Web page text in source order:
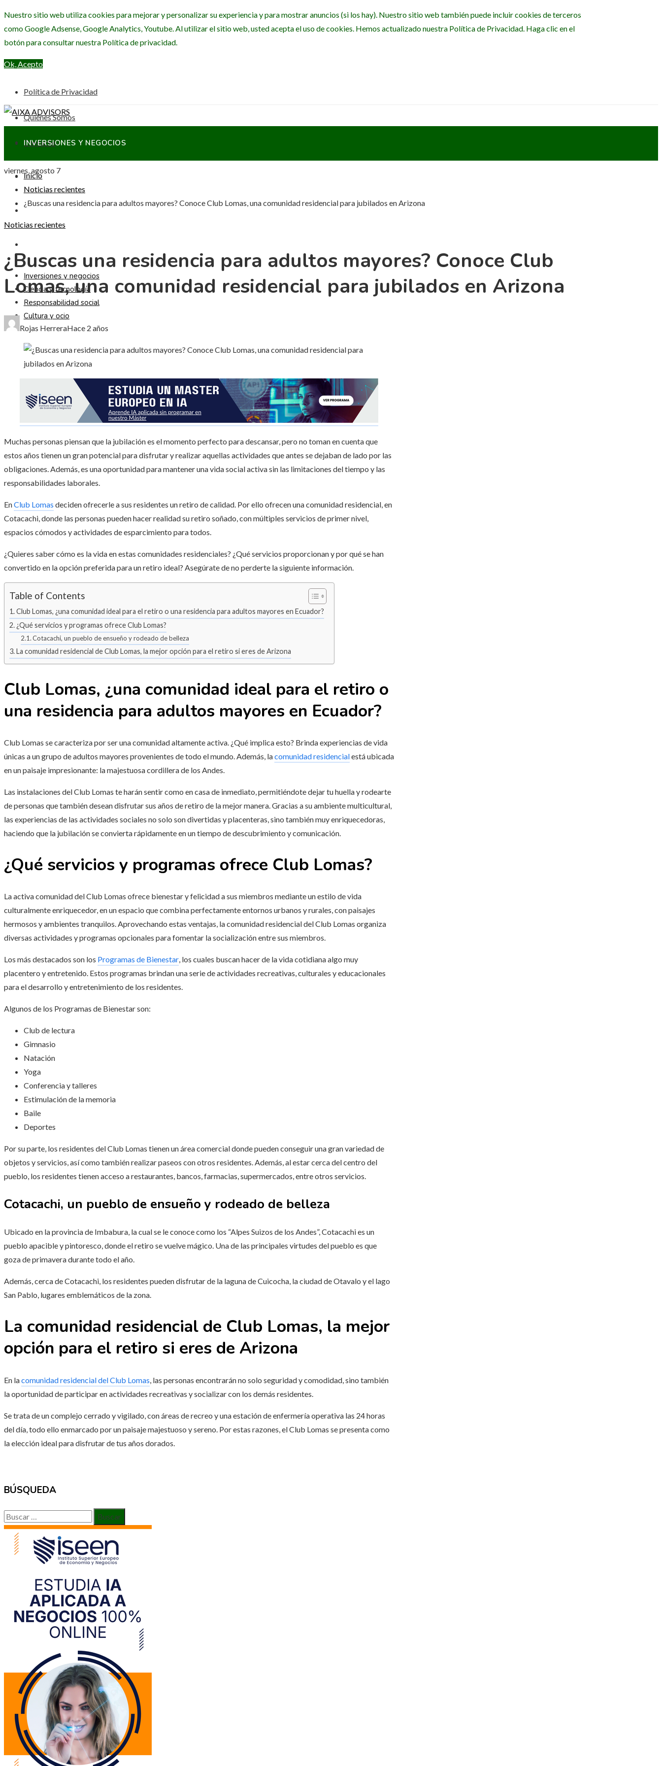
Nuestro sitio web utiliza cookies para mejorar y personalizar su experiencia y para mostrar anuncios (si los hay). Nuestro sitio web también puede incluir cookies de terceros
como Google Adsense, Google Analytics, Youtube. Al utilizar el sitio web, usted acepta el uso de cookies. Hemos actualizado nuestra Política de Privacidad. Haga clic en el
botón para consultar nuestra Política de privacidad.
Ok, Acepto
Política de Privacidad
Quiénes Somos
Contacto
viernes, agosto 7
INVERSIONES Y NEGOCIOS
CIENCIA Y TECNOLOGÍA
Inversiones y negocios
Ciencia y tecnología
Responsabilidad social
Cultura y ocio
Inicio
Noticias recientes
¿Buscas una residencia para adultos mayores? Conoce Club Lomas, una comunidad residencial para jubilados en Arizona
Noticias recientes
¿Buscas una residencia para adultos mayores? Conoce Club
Lomas, una comunidad residencial para jubilados en Arizona
Rojas HerreraHace 2 años
Muchas personas piensan que la jubilación es el momento perfecto para descansar, pero no toman en cuenta que
estos años tienen un gran potencial para disfrutar y realizar aquellas actividades que antes se dejaban de lado por las
obligaciones. Además, es una oportunidad para mantener una vida social activa sin las limitaciones del tiempo y las
responsabilidades laborales.
EnClub Lomas deciden ofrecerle a sus residentes un retiro de calidad. Por ello ofrecen una comunidad residencial, en
Cotacachi, donde las personas pueden hacer realidad su retiro soñado, con múltiples servicios de primer nivel,
espacios cómodos y actividades de esparcimiento para todos.
¿Quieres saber cómo es la vida en estas comunidades residenciales? ¿Qué servicios proporcionan y por qué se han
convertido en la opción preferida para un retiro ideal? Asegúrate de no perderte la siguiente información.
Table of Contents
Club Lomas, ¿una comunidad ideal para el retiro o una residencia para adultos mayores en Ecuador?
¿Qué servicios y programas ofrece Club Lomas?
Cotacachi, un pueblo de ensueño y rodeado de belleza
La comunidad residencial de Club Lomas, la mejor opción para el retiro si eres de Arizona
Club Lomas, ¿una comunidad ideal para el retiro o
una residencia para adultos mayores en Ecuador?
Club Lomas se caracteriza por ser una comunidad altamente activa. ¿Qué implica esto? Brinda experiencias de vida
únicas a un grupo de adultos mayores provenientes de todo el mundo. Además, lacomunidad residencialestá ubicada
en un paisaje impresionante: la majestuosa cordillera de los Andes.
Las instalaciones del Club Lomas te harán sentir como en casa de inmediato, permitiéndote dejar tu huella y rodearte
de personas que también desean disfrutar sus años de retiro de la mejor manera. Gracias a su ambiente multicultural,
las experiencias de las actividades sociales no solo son divertidas y placenteras, sino también muy enriquecedoras,
haciendo que la jubilación se convierta rápidamente en un tiempo de descubrimiento y comunicación.
¿Qué servicios y programas ofrece Club Lomas?
La activa comunidad del Club Lomas ofrece bienestar y felicidad a sus miembros mediante un estilo de vida
culturalmente enriquecedor, en un espacio que combina perfectamente entornos urbanos y rurales, con paisajes
hermosos y ambientes tranquilos. Aprovechando estas ventajas, la comunidad residencial del Club Lomas organiza
diversas actividades y programas opcionales para fomentar la socialización entre sus miembros.
Los más destacados son los Programas de Bienestar, los cuales buscan hacer de la vida cotidiana algo muy
placentero y entretenido. Estos programas brindan una serie de actividades recreativas, culturales y educacionales
para el desarrollo y entretenimiento de los residentes.
Algunos de los Programas de Bienestar son:
Club de lectura
Gimnasio
Natación
Yoga
Conferencia y talleres
Estimulación de la memoria
Baile
Deportes
Por su parte, los residentes del Club Lomas tienen un área comercial donde pueden conseguir una gran variedad de
objetos y servicios, así como también realizar paseos con otros residentes. Además, al estar cerca del centro del
pueblo, los residentes tienen acceso a restaurantes, bancos, farmacias, supermercados, entre otros servicios.
Cotacachi, un pueblo de ensueño y rodeado de belleza
Ubicado en la provincia de Imbabura, la cual se le conoce como los “Alpes Suizos de los Andes”, Cotacachi es un
pueblo apacible y pintoresco, donde el retiro se vuelve mágico. Una de las principales virtudes del pueblo es que
goza de primavera durante todo el año.
Además, cerca de Cotacachi, los residentes pueden disfrutar de la laguna de Cuicocha, la ciudad de Otavalo y el lago
San Pablo, lugares emblemáticos de la zona.
La comunidad residencial de Club Lomas, la mejor
opción para el retiro si eres de Arizona
En lacomunidad residencial del Club Lomas , las personas encontrarán no solo seguridad y comodidad, sino también
la oportunidad de participar en actividades recreativas y socializar con los demás residentes.
Se trata de un complejo cerrado y vigilado, con áreas de recreo y una estación de enfermería operativa las 24 horas
del día, todo ello enmarcado por un paisaje majestuoso y sereno. Por estas razones, el Club Lomas se presenta como
la elección ideal para disfrutar de tus años dorados.
BÚSQUEDA
Buscar: